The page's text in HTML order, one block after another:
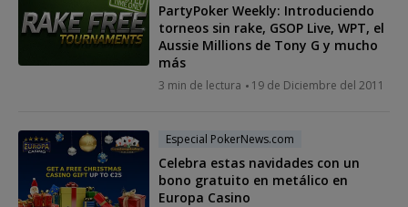
PartyPoker Weekly: Introduciendo
torneos sin rake, GSOP Live, WPT, el
Aussie Millions de Tony G y mucho
más
3 min de lectura 19 de Diciembre del 2011
Especial PokerNews.com
Celebra estas navidades con un
bono gratuito en metálico en
Europa Casino